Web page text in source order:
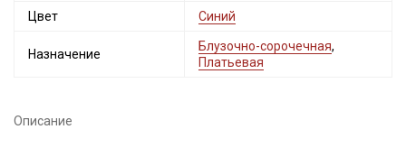
Цвет Синий
Назначение
Блузочно-сорочечная,
Платьевая
Описание
Электронная почта